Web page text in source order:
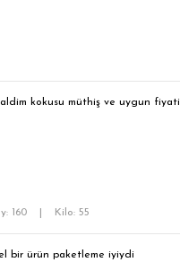
kokusu müthiş ve uygun
160 Kilo: 55
bir ürün paketleme iyiydi